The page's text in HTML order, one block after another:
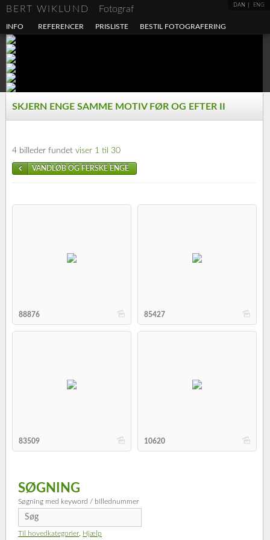
DAN ENG
BERT WIKLUND Fotograf
INFO REFERENCER PRISLISTE BESTIL FOTOGRAFERING
SKJERN ENGE SAMME MOTIV FØR OG EFTER II
4 billeder fundet viser 1 til 30
VANDLØB OG FERSKE ENGE
b
88876 b
85427
b
83509 b
10620
SØGNING
Søgning med keyword / billednummer
Til hovedkategorier Hjælp